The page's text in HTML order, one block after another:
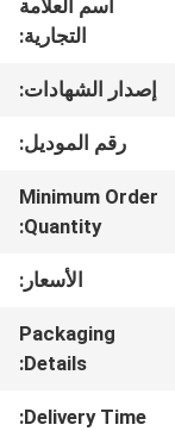
في
المعمل
ضبط
الجودة
اتصل
بنا
اسم العلامة
التجارية:
إصدار الشهادات:
رقم الموديل:
Minimum Order
Quantity:
الأسعار:
Packaging
Details:
Delivery Time: